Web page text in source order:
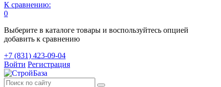
К сравнению:
0
Выберите в каталоге товары и воспользуйтесь опцией
добавить к сравнению
+7 (831) 423-09-04
Войти Регистрация